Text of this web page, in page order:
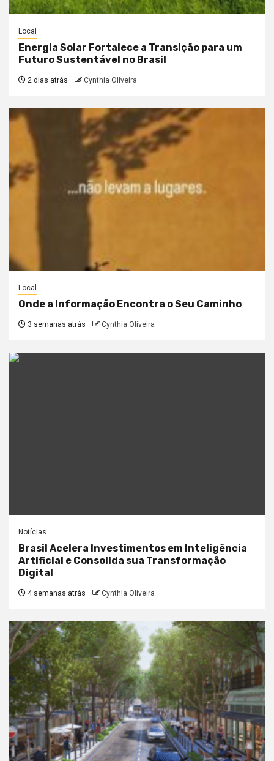
Local
Energia Solar Fortalece a Transição para um
Futuro Sustentável no Brasil
2 dias atrás Cynthia Oliveira
Local
Onde a Informação Encontra o Seu Caminho
3 semanas atrás Cynthia Oliveira
Notícias
Brasil Acelera Investimentos em Inteligência
Artificial e Consolida sua Transformação
Digital
4 semanas atrás Cynthia Oliveira